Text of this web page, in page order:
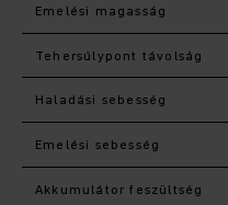
Emelési magasság
Tehersúlypont távolság
Haladási sebesség
Emelési sebesség
Akkumulátor feszültség